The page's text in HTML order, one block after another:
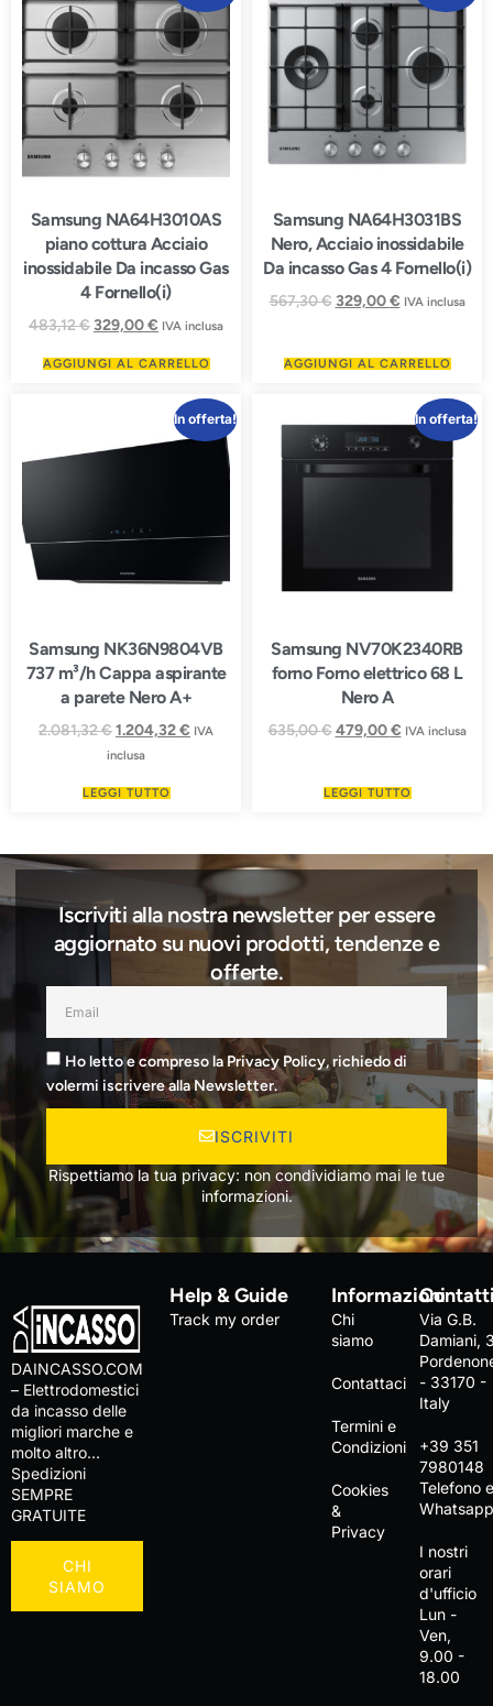
Samsung NA64H3010AS
piano cottura Acciaio
inossidabile Da incasso Gas
4 Fornello(i)
483,12€329,00€ IVA inclusa
AGGIUNGI AL CARRELLO
Samsung NA64H3031BS
Nero, Acciaio inossidabile
Da incasso Gas 4 Fornello(i)
567,30€ 329,00€ IVA inclusa
AGGIUNGI AL CARRELLO
In offerta!
Samsung NK36N9804VB
737 m³/h Cappa aspirante
a parete Nero A+
2.081,32€1.204,32€ IVA
inclusa
LEGGI TUTTO
In offerta!
Samsung NV70K2340RB
forno Forno elettrico 68 L
Nero A
635,00€ 479,00€ IVA inclusa
LEGGI TUTTO
Iscriviti alla nostra newsletter per essere
aggiornato su nuovi prodotti, tendenze e
offerte.
Ho letto e compreso la Privacy Policy, richiedo di
volermi iscrivere alla Newsletter.
ISCRIVITI
Rispettiamo la tua privacy: non condividiamo mai le tue
informazioni.
DAINCASSO.COM
– Elettrodomestici
da incasso delle
migliori marche e
molto altro…
Spedizioni
SEMPRE
GRATUITE
CHI
SIAMO
Help & Guide
Track my order
Informazioni
Chi
siamo
Contattaci
Termini e
Condizioni
Cookies
&
Privacy
Via G.B.
Damiani,
- 33170 -
Italy
+39 351
7980148
Telefono
I nostri
orari
d'ufficio
Lun -
Ven,
9.00 -
18.00